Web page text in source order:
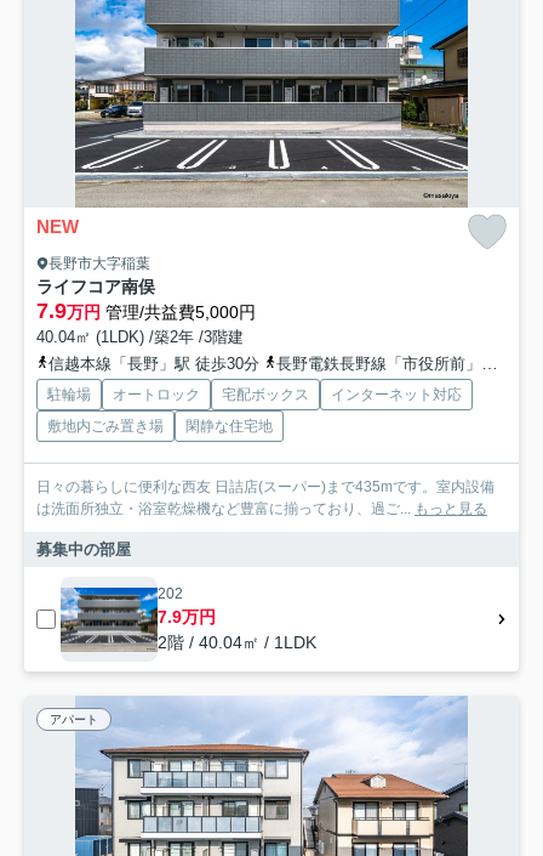
NEW
長野市大字稲葉
ライフコア南俣
7.9万円 管理/共益費5,000円
40.04㎡ (1LDK) /築2年 /3階建
信越本線「長野」駅 徒歩30分
長野電鉄長野線「市役所前」駅 徒歩32分
駐輪場 オートロック 宅配ボックス
インターネット対応
敷地内ごみ置き場
閑静な住宅地
日々の暮らしに便利な西友 日詰店(スーパー)まで435mです。室内設備
は洗面所独立・浴室乾燥機など豊富に揃っており、過ご... もっと見る
募集中の部屋
202
7.9万円
2階 / 40.04㎡ / 1LDK
アパート